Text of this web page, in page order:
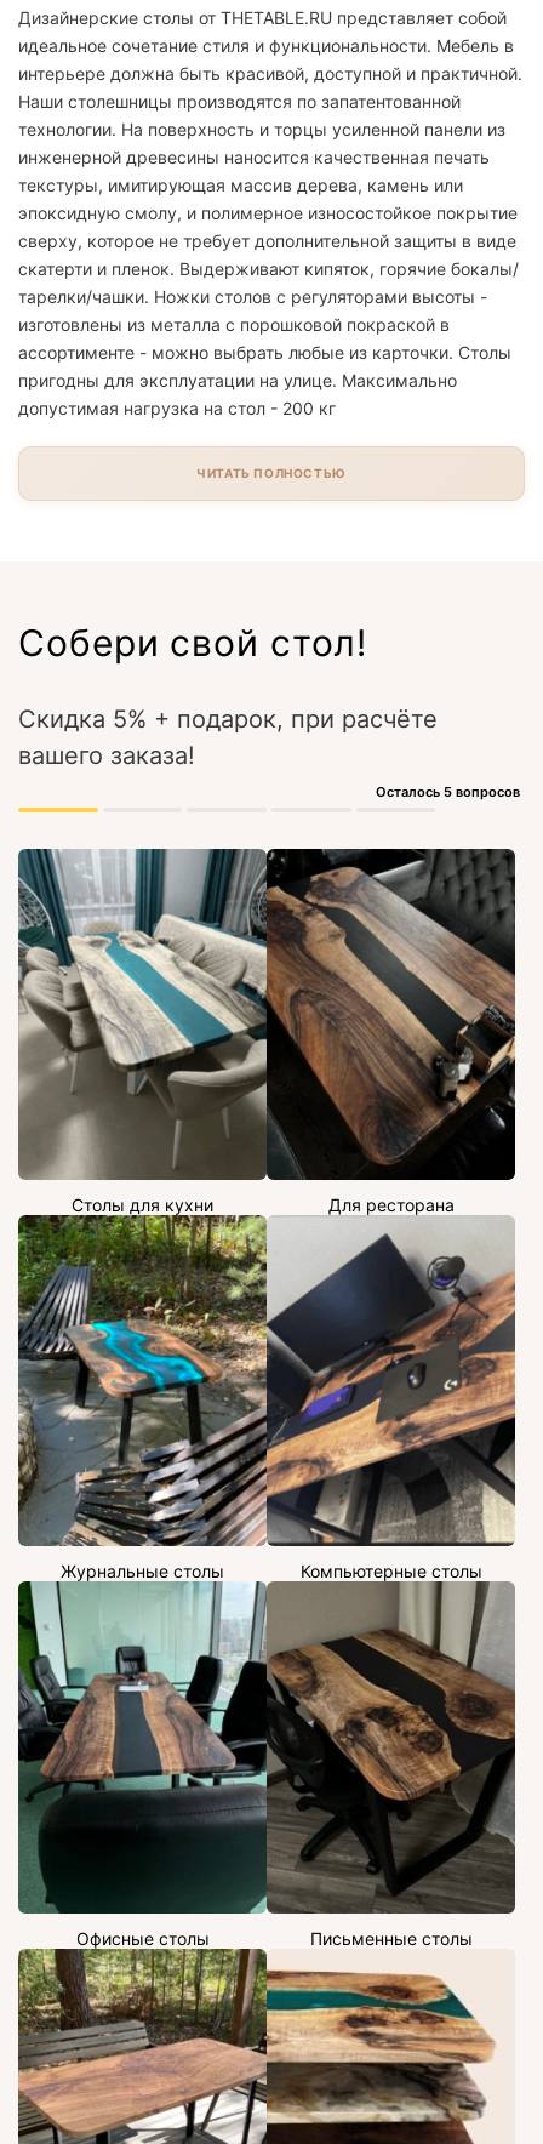
Дизайнерские столы от THETABLE.RU представляет собой
идеальное сочетание стиля и функциональности. Мебель в
интерьере должна быть красивой, доступной и практичной.
Наши столешницы производятся по запатентованной
технологии. На поверхность и торцы усиленной панели из
инженерной древесины наносится качественная печать
текстуры, имитирующая массив дерева, камень или
эпоксидную смолу, и полимерное износостойкое покрытие
сверху, которое не требует дополнительной защиты в виде
скатерти и пленок. Выдерживают кипяток, горячие бокалы/
тарелки/чашки. Ножки столов с регуляторами высоты -
изготовлены из металла с порошковой покраской в
ассортименте - можно выбрать любые из карточки. Столы
пригодны для эксплуатации на улице. Максимально
допустимая нагрузка на стол - 200 кг
ЧИТАТЬ ПОЛНОСТЬЮ
Собери свой стол!
Скидка 5% + подарок, при расчёте
вашего заказа!
Осталось 5 вопросов
Столы для кухни Для ресторана
Журнальные столы Компьютерные столы
Офисные столы Письменные столы